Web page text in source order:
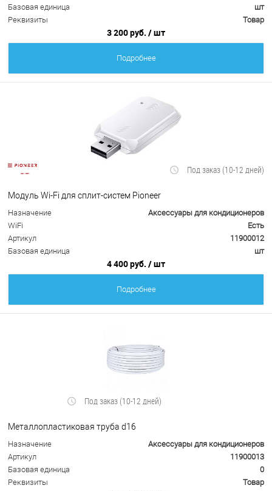
Базовая единица
шт
Реквизиты
Товар
3 200 руб. / шт
Подробнее
Под заказ (10-12 дней)
Модуль Wi-Fi для сплит-систем Pioneer
Назначение
Аксессуары для кондиционеров
WiFi
Есть
Артикул
11900012
Базовая единица
шт
4 400 руб. / шт
Подробнее
Под заказ (10-12 дней)
Металлопластиковая труба d16
Назначение
Аксессуары для кондиционеров
Артикул
11900013
Базовая единица
0
Реквизиты
Товар